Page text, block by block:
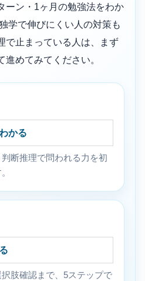
ーン・1ヶ月の勉強法をわか
学で伸びにくい人の対策も
で止まっている人は、まず
めてみてください。
かる
断推理で問われる力を初
肢確認まで、5ステップで